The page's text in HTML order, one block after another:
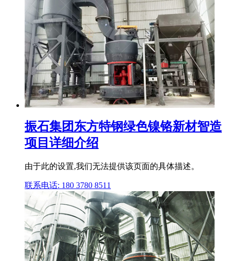
振石集团东方特钢绿色镍铬新材智造
项目详细介绍
由于此的设置,我们无法提供该页面的具体描述。
联系电话: 180 3780 8511